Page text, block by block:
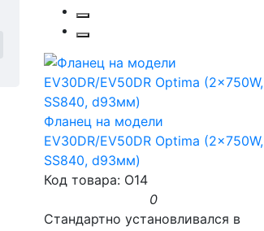
Фланец на модели
EV30DR/EV50DR Optima (2x750W,
SS840, d93мм)
Код товара: O14
0
Стандартно установливался в